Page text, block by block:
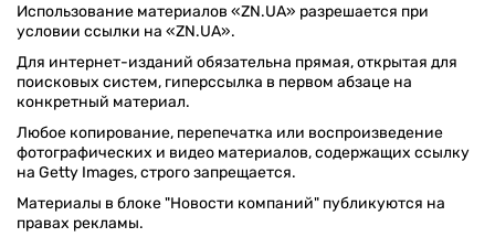
Использование материалов «ZN.UA» разрешается при
условии ссылки на «ZN.UA».
Для интернет-изданий обязательна прямая, открытая для
поисковых систем, гиперссылка в первом абзаце на
конкретный материал.
Любое копирование, перепечатка или воспроизведение
фотографических и видео материалов, содержащих ссылку
на Getty Images, строго запрещается.
Материалы в блоке "Новости компаний" публикуются на
правах рекламы.